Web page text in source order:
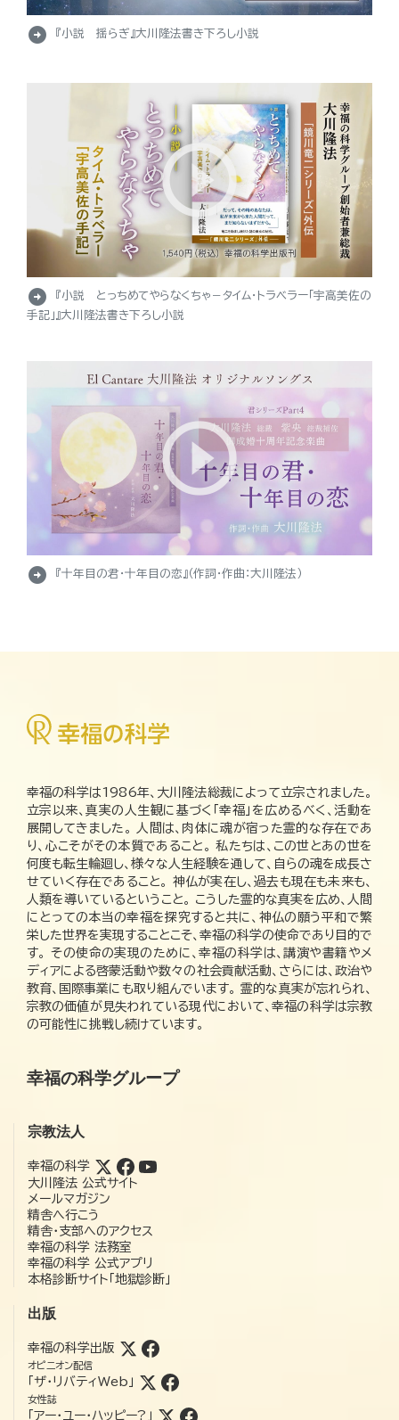
arrow_circle_right 『小説 揺らぎ』大川隆法書き下ろし小説
arrow_circle_right
『小説 とっちめてやらなくちゃ－タイム・トラベラー「宇高美佐の
手記」』大川隆法書き下ろし小説
arrow_circle_right 『十年目の君・十年目の恋』（作詞・作曲：大川隆法）
幸福の科学は1986年、大川隆法総裁によって立宗されました。
立宗以来、真実の人生観に基づく「幸福」を広めるべく、活動を
展開してきました。 人間は、肉体に魂が宿った霊的な存在であ
り、心こそがその本質であること。 私たちは、この世とあの世を
何度も転生輪廻し、様々な人生経験を通して、自らの魂を成長さ
せていく存在であること。 神仏が実在し、過去も現在も未来も、
人類を導いているということ。 こうした霊的な真実を広め、人間
にとっての本当の幸福を探究すると共に、神仏の願う平和で繁
栄した世界を実現することこそ、幸福の科学の使命であり目的で
す。 その使命の実現のために、幸福の科学は、講演や書籍やメ
ディアによる啓蒙活動や数々の社会貢献活動、さらには、政治や
教育、国際事業にも取り組んでいます。 霊的な真実が忘れられ、
宗教の価値が見失われている現代において、幸福の科学は宗教
の可能性に挑戦し続けています。
幸福の科学グループ
宗教法人
幸福の科学
大川隆法 公式サイト
メールマガジン
精舎へ行こう
精舎・支部へのアクセス
幸福の科学 法務室
幸福の科学 公式アプリ
本格診断サイト「地獄診断」
出版
幸福の科学出版
オピニオン配信
「ザ・リバティWeb」
女性誌
「アー・ユー・ハッピー?」